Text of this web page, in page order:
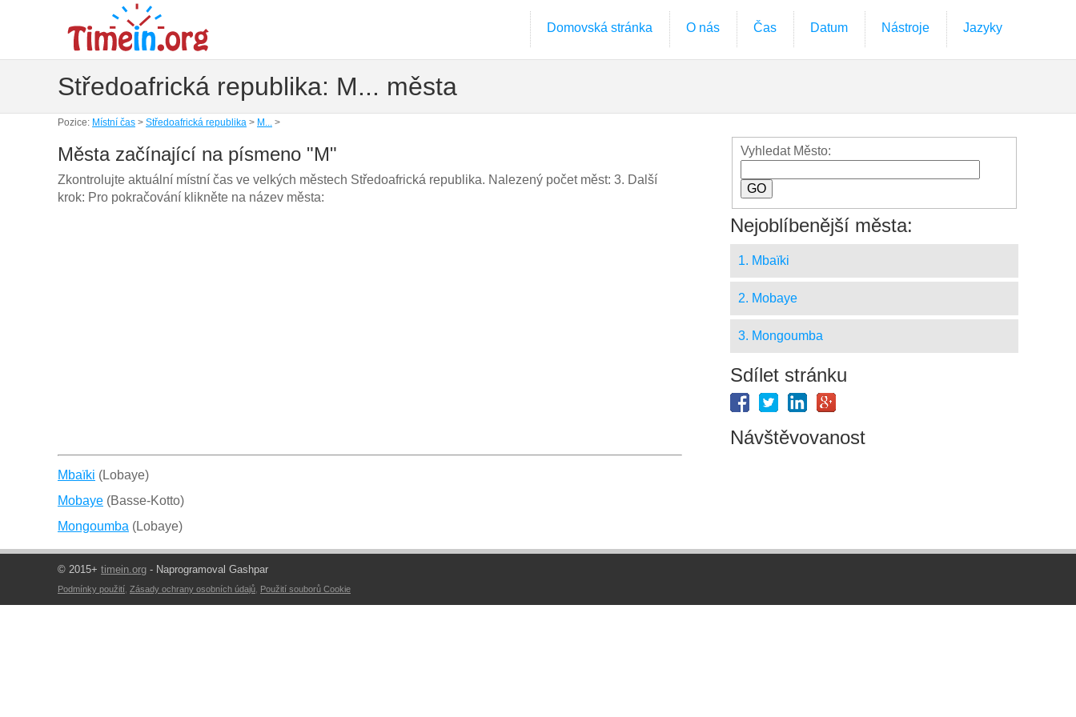
Domovská stránka O nás Čas Datum Nástroje Jazyky
Středoafrická republika: M... města
Pozice: Místní čas > Středoafrická republika > M... >
Města začínající na písmeno "M"
Zkontrolujte aktuální místní čas ve velkých městech Středoafrická republika. Nalezený počet měst: 3. Další
krok: Pro pokračování klikněte na název města:
Mbaïki (Lobaye)
Mobaye (Basse-Kotto)
Mongoumba (Lobaye)
Vyhledat Město:
Nejoblíbenější města:
1. Mbaïki
2. Mobaye
3. Mongoumba
Sdílet stránku
Návštěvovanost
© 2015+ timein.org - Naprogramoval Gashpar
Podmínky použití, Zásady ochrany osobních údajů, Použití souborů Cookie